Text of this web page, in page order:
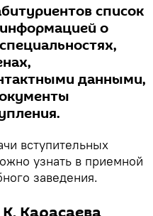
список
о
данными,
вступительных
узнать в приемной
заведения.